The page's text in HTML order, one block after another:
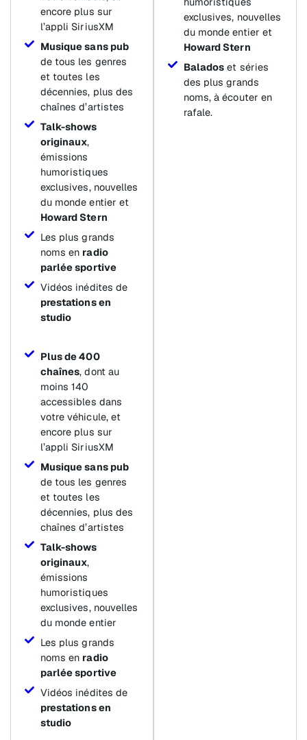
encore plus sur
l’appli SiriusXM
Musique sans pub
de tous les genres
et toutes les
décennies, plus des
chaînes d’artistes
Talk-shows
originaux,
émissions
humoristiques
exclusives, nouvelles
du monde entier et
Howard Stern
Les plus grands
noms en radio
parlée sportive
Vidéos inédites de
prestations en
studio
Plus de 400
chaînes, dont au
moins 140
accessibles dans
votre véhicule, et
encore plus sur
l’appli SiriusXM
Musique sans pub
de tous les genres
et toutes les
décennies, plus des
chaînes d’artistes
Talk-shows
originaux,
émissions
humoristiques
exclusives, nouvelles
du monde entier
Les plus grands
noms en radio
parlée sportive
Vidéos inédites de
prestations en
studio
exclusives, nouvelles
du monde entier et
Howard Stern
Balados et séries
des plus grands
noms, à écouter en
rafale.